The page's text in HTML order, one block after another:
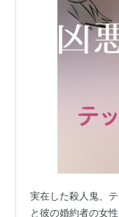
実在した殺人鬼、
と彼の婚約者の女